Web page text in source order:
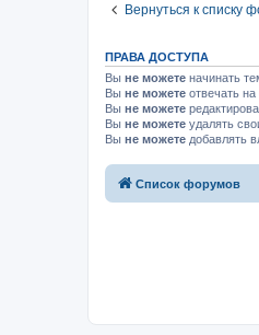
Вернуться к списку
ПРАВА ДОСТУПА
Вы не можете начинать
Вы не можете отвечать
Вы не можете
Вы не можете удалять
Вы не можете добавлять
Список форумов